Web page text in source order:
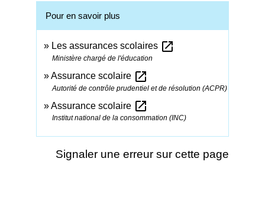
Pour en savoir plus
Les assurances scolaires open_in_new
Ministère chargé de l'éducation
Assurance scolaire open_in_new
Autorité de contrôle prudentiel et de résolution (ACPR)
Assurance scolaire open_in_new
Institut national de la consommation (INC)
Signaler une erreur sur cette page